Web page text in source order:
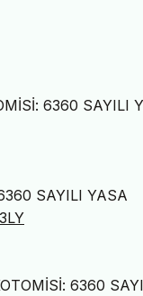
6360 SAYILI
SAYILI YASA
6360